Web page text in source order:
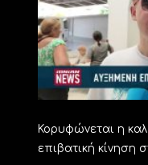
Κορυφώνεται η
επιβατική κίνηση